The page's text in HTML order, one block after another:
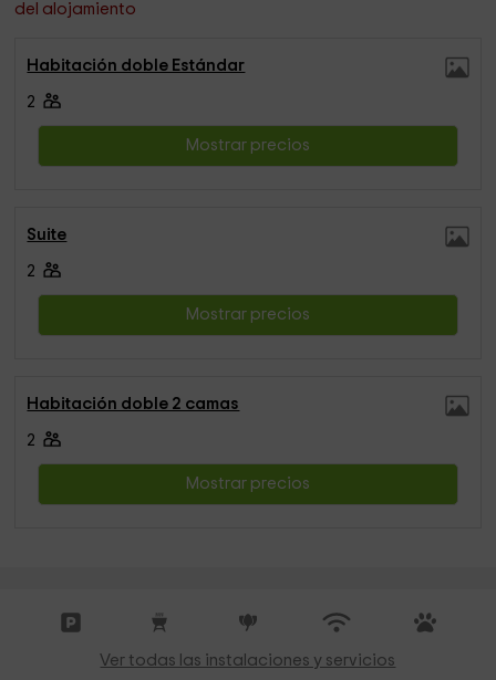
del alojamiento
Habitación doble Estándar
2
Mostrar precios
Suite
2
Mostrar precios
Habitación doble 2 camas
2
Mostrar precios
Ver todas las instalaciones y servicios